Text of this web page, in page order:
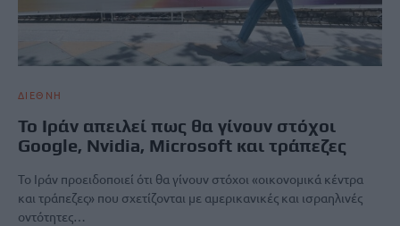
ΔΙΕΘΝΗ
Το Ιράν απειλεί πως θα γίνουν στόχοι
Google, Nvidia, Microsoft και τράπεζες
Το Ιράν προειδοποιεί ότι θα γίνουν στόχοι «οικονομικά κέντρα
και τράπεζες» που σχετίζονται με αμερικανικές και ισραηλινές
οντότητες…